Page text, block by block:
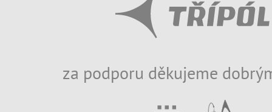
za podporu děkujeme